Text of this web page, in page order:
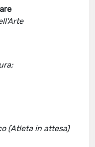
(Atleta in attesa)